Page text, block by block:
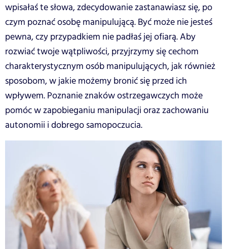
wpisałaś te słowa, zdecydowanie zastanawiasz się, po
czym poznać osobę manipulującą. Być może nie jesteś
pewna, czy przypadkiem nie padłaś jej ofiarą. Aby
rozwiać twoje wątpliwości, przyjrzymy się cechom
charakterystycznym osób manipulujących, jak również
sposobom, w jakie możemy bronić się przed ich
wpływem. Poznanie znaków ostrzegawczych może
pomóc w zapobieganiu manipulacji oraz zachowaniu
autonomii i dobrego samopoczucia.